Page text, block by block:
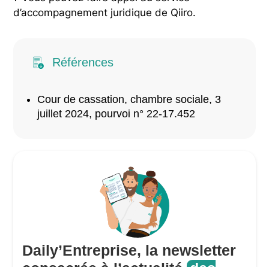
d’accompagnement juridique de Qiiro.
Références
Cour de cassation, chambre sociale, 3
juillet 2024, pourvoi n° 22-17.452
Daily’Entreprise, la newsletter